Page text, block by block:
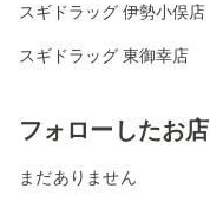
スギドラッグ 伊勢小俣店
スギドラッグ 東御幸店
フォローしたお店
まだありません